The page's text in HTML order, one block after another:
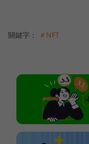
關鍵字： ＃NFT